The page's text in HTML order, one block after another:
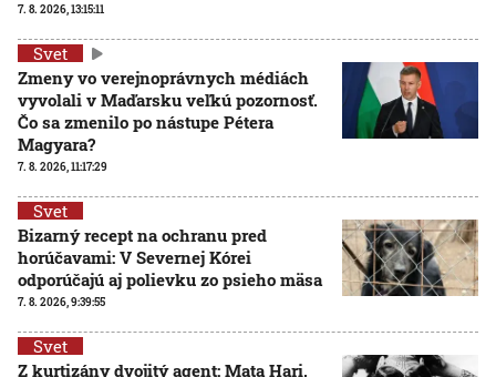
7. 8. 2026, 13:15:11
Svet
Zmeny vo verejnoprávnych médiách
vyvolali v Maďarsku veľkú pozornosť.
Čo sa zmenilo po nástupe Pétera
Magyara?
7. 8. 2026, 11:17:29
Svet
Bizarný recept na ochranu pred
horúčavami: V Severnej Kórei
odporúčajú aj polievku zo psieho mäsa
7. 8. 2026, 9:39:55
Svet
Z kurtizány dvojitý agent: Mata Hari,